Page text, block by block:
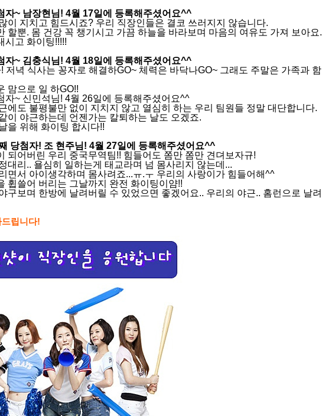
자~ 남장현님! 4월 17일에 등록해주셨어요^^
이 지치고 힘드시죠? 우리 직장인들은 결코 쓰러지지 않습니다.
할뿐. 몸 건강 꼭 챙기시고 가끔 하늘을 바라보며 마음의 여유도 가져 보아요.
시고 화이팅!!!!!
자~ 김충식님! 4월 18일에 등록해주셨어요^^
저녁 식사는 꽁자로 해결하GO~ 체력은 바닥나GO~ 그래도 주말은 가족과 함
맘으로 일 하GO!!
자~ 신민석님! 4월 26일에 등록해주셨어요^^
에도 불평불만 없이 지치지 않고 열심히 하는 우리 팀원들 정말 대단합니다.
이 야근하는데 언젠가는 칼퇴하는 날도 오겠죠.
을 위해 화이팅 합시다!!
당첨자! 조 현주님! 4월 27일에 등록해주셨어요^^
되어버린 우리 중국무역팀!! 힘들어도 쫌만 쫌만 견뎌보자규!
대리.. 욜심히 일하는게 태교라며 넘 몸사리지 않는데...
면서 아이생각하며 몸사려죠...ㅠ.ㅜ 우리의 사랑이가 힘들어해^^
휩쓸어 버리는 그날까지 완전 화이팅이얌!!
구보며 한방에 날려버릴 수 있었으면 좋겠어요.. 우리의 야근.. 홈런으로 날려
립니다!